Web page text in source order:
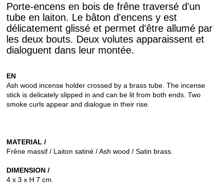
Porte-encens en bois de frêne traversé d'un
tube en laiton. Le bâton d'encens y est
délicatement glissé et permet d'être allumé par
les deux bouts. Deux volutes apparaissent et
dialoguent dans leur montée.
EN
Ash wood incense holder crossed by a brass tube. The incense
stick is delicately slipped in and can be lit from both ends. Two
smoke curls appear and dialogue in their rise.
MATERIAL /
Frêne massif / Laiton satiné / Ash wood / Satin brass.
DIMENSION /
4 x 3 x H 7 cm.